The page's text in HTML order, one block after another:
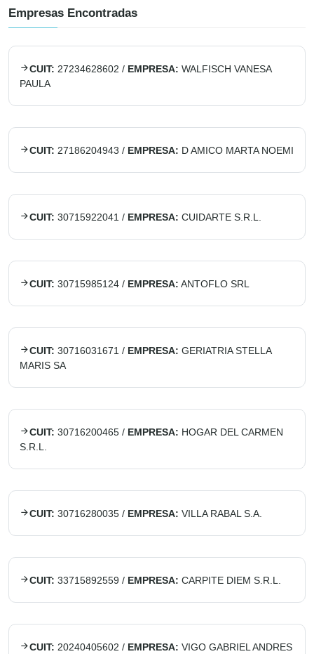
Empresas Encontradas
CUIT: 27234628602 / EMPRESA: WALFISCH VANESA
PAULA
CUIT: 27186204943 / EMPRESA: D AMICO MARTA NOEMI
CUIT: 30715922041 / EMPRESA: CUIDARTE S.R.L.
CUIT: 30715985124 / EMPRESA: ANTOFLO SRL
CUIT: 30716031671 / EMPRESA: GERIATRIA STELLA
MARIS SA
CUIT: 30716200465 / EMPRESA: HOGAR DEL CARMEN
S.R.L.
CUIT: 30716280035 / EMPRESA: VILLA RABAL S.A.
CUIT: 33715892559 / EMPRESA: CARPITE DIEM S.R.L.
CUIT: 20240405602 / EMPRESA: VIGO GABRIEL ANDRES